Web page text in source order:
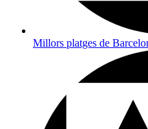
Millors platges de